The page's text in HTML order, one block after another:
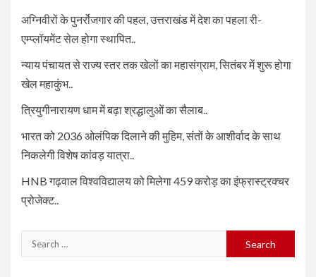
अग्निवीरों के पुनर्रोजगार की पहल, उत्तराखंड में देश का पहला री-
एम्प्लॉयमेंट सेल होगा स्थापित..
न्याय पंचायत से राज्य स्तर तक खेलों का महासंग्राम, सितंबर में शुरू होगा
खेल महाकुंभ..
त्रियुगीनारायण धाम में बढ़ा श्रद्धालुओं का सैलाब..
भारत को 2036 ओलंपिक दिलाने की मुहिम, संतों के आशीर्वाद के साथ
निकलेगी विशेष कांवड़ यात्रा..
HNB गढ़वाल विश्वविद्यालय को मिलेगा 459 करोड़ का इंफ्रास्ट्रक्चर
प्रोजेक्ट..
Search
for: